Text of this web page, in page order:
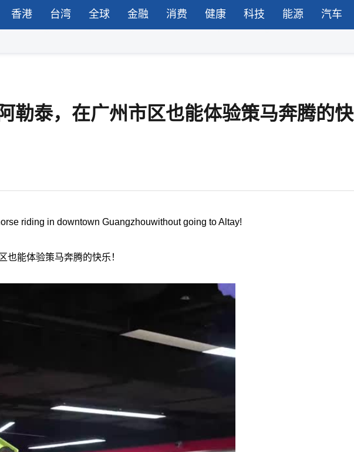
香港 台湾 全球 金融 消费 健康 科技 能源 汽车
勒泰，在广州市区也能体验策马奔腾的快
riding in downtown Guangzhouwithout going to Altay!
也能体验策马奔腾的快乐！